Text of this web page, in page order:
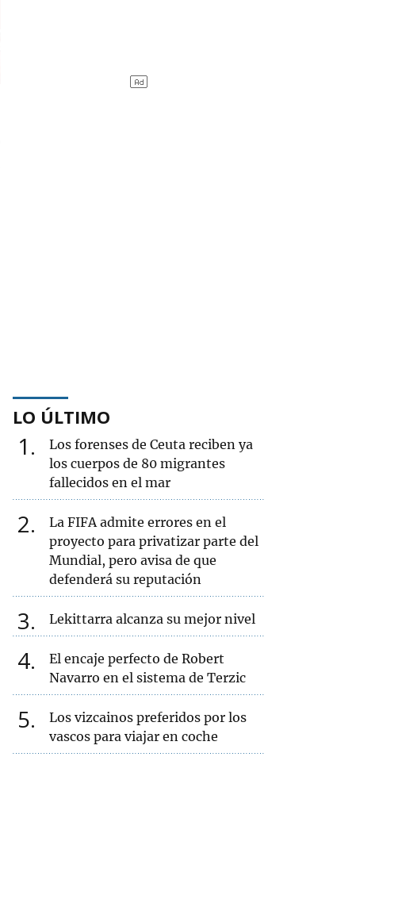
LO ÚLTIMO
1
Los forenses de Ceuta reciben ya
los cuerpos de 80 migrantes
fallecidos en el mar
2
La FIFA admite errores en el
proyecto para privatizar parte del
Mundial, pero avisa de que
defenderá su reputación
3 Lekittarra alcanza su mejor nivel
4
El encaje perfecto de Robert
Navarro en el sistema de Terzic
5
Los vizcainos preferidos por los
vascos para viajar en coche